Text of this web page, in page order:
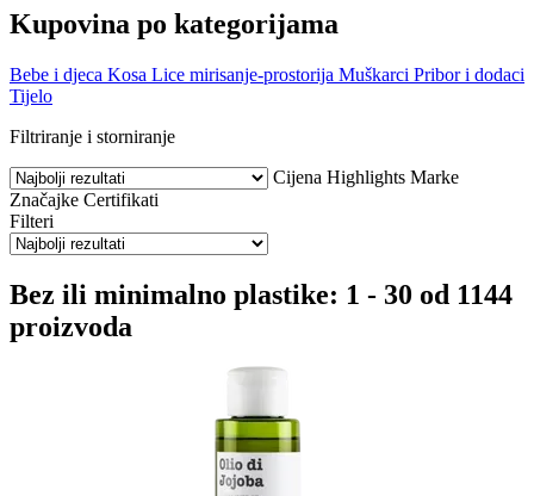
Kupovina po kategorijama
Bebe i djeca Kosa Lice mirisanje-prostorija Muškarci Pribor i dodaci
Tijelo
Filtriranje i storniranje
Cijena Highlights Marke
Značajke Certifikati
Filteri
Bez ili minimalno plastike: 1 - 30 od 1144
proizvoda